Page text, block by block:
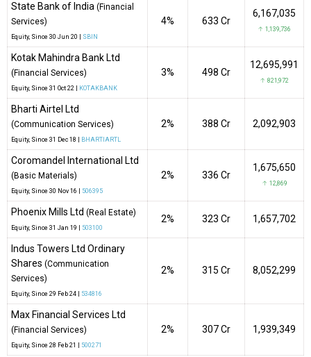
State Bank of India (Financial
Services)
Equity, Since 30 Jun 20 | SBIN
4% ₹633 Cr
6,167,035
↑ 1,139,736
Kotak Mahindra Bank Ltd
(Financial Services)
Equity, Since 31 Oct 22 | KOTAKBANK
3% ₹498 Cr
12,695,991
↑ 821,972
Bharti Airtel Ltd
(Communication Services)
Equity, Since 31 Dec 18 | BHARTIARTL
2% ₹388 Cr 2,092,903
Coromandel International Ltd
(Basic Materials)
Equity, Since 30 Nov 16 | 506395
2% ₹336 Cr
1,675,650
↑ 12,869
Phoenix Mills Ltd (Real Estate)
Equity, Since 31 Jan 19 | 503100
2% ₹323 Cr 1,657,702
Indus Towers Ltd Ordinary
Shares (Communication
Services)
Equity, Since 29 Feb 24 | 534816
2% ₹315 Cr 8,052,299
Max Financial Services Ltd
(Financial Services)
Equity, Since 28 Feb 21 | 500271
2% ₹307 Cr 1,939,349